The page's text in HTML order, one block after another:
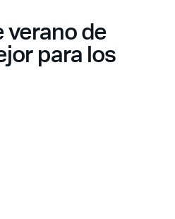
verano de
para los